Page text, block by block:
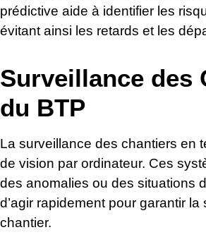
prédictive aide à identifier les
évitant ainsi les retards et les
Surveillance des
du BTP
La surveillance des chantiers en
de vision par ordinateur. Ces
des anomalies ou des situations
d’agir rapidement pour garantir
chantier.